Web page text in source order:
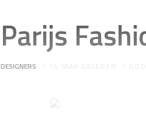
Parijs
DESIGNERS 14 JAAR GELEDEN